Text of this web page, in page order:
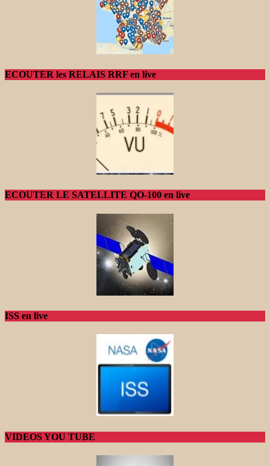
ECOUTER les RELAIS RRF en live
ECOUTER LE SATELLITE QO-100 en live
ISS en live
VIDEOS YOU TUBE